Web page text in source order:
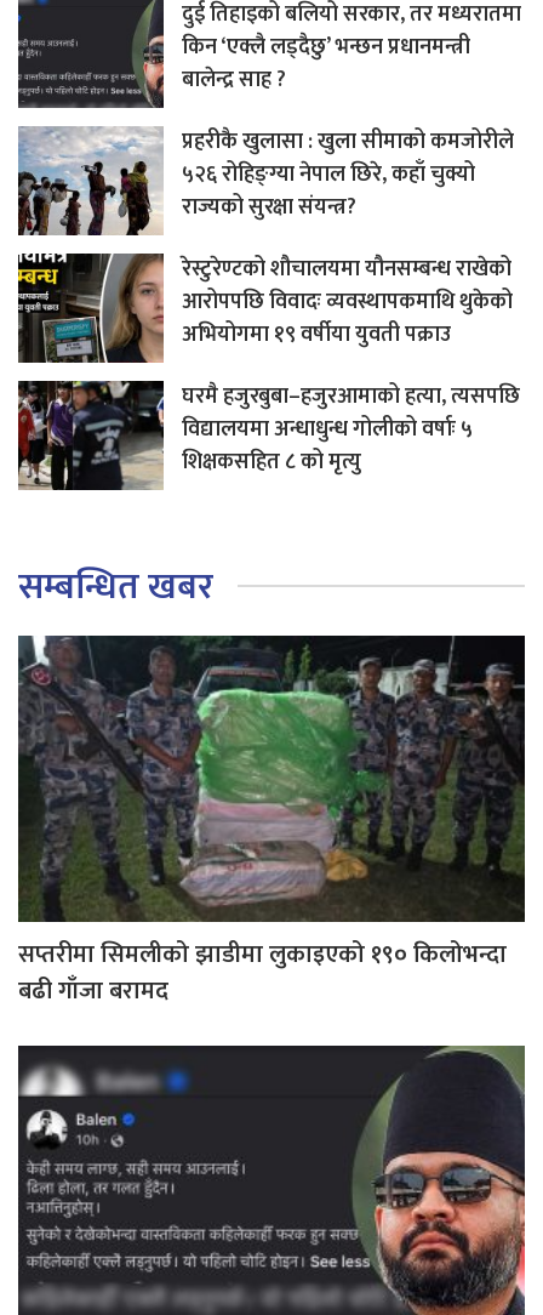
दुई तिहाइको बलियो सरकार, तर मध्यरातमा
किन ‘एक्लै लड्दैछु’ भन्छन प्रधानमन्त्री
बालेन्द्र साह ?
प्रहरीकै खुलासा : खुला सीमाको कमजोरीले
५२६ रोहिङ्ग्या नेपाल छिरे, कहाँ चुक्यो
राज्यको सुरक्षा संयन्त्र?
रेस्टुरेण्टको शौचालयमा यौनसम्बन्ध राखेको
आरोपपछि विवादः व्यवस्थापकमाथि थुकेको
अभियोगमा १९ वर्षीया युवती पक्राउ
घरमै हजुरबुबा–हजुरआमाको हत्या, त्यसपछि
विद्यालयमा अन्धाधुन्ध गोलीको वर्षाः ५
शिक्षकसहित ८ को मृत्यु
सम्बन्धित खबर
सप्तरीमा सिमलीको झाडीमा लुकाइएको १९० किलोभन्दा
बढी गाँजा बरामद